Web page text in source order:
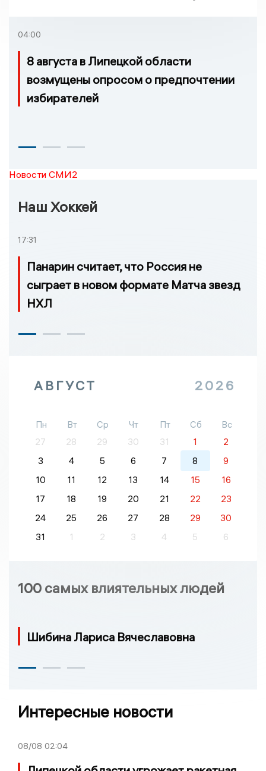
04:00
8 августа в Липецкой области
возмущены опросом о предпочтении
избирателей
Новости СМИ2
Наш Хоккей
17:31
Панарин считает, что Россия не
сыграет в новом формате Матча звезд
НХЛ
АВГУСТ 2026
Пн Вт Ср Чт Пт Сб
Вс
27
28 29 30 31 1
2
3
4 5 6 7 8
9
10
11 12 13 14 15
16
17
18 19 20 21 22
23
24
25 26 27 28 29
30
31
1 2 3 4 5 6
100 самых влиятельных людей
Шибина Лариса Вячеславовна
Интересные новости
08/08 02:04